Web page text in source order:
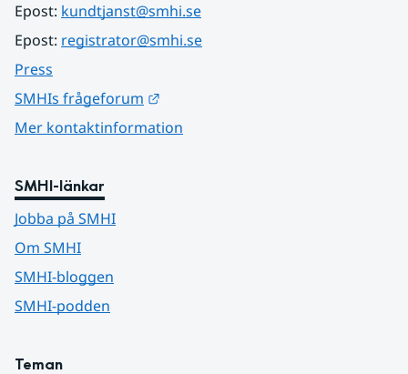
Epost: kundtjanst@smhi.se
Epost: registrator@smhi.se
Press
SMHIs frågeforum
Mer kontaktinformation
SMHI-länkar
Jobba på SMHI
Om SMHI
SMHI-bloggen
SMHI-podden
Teman